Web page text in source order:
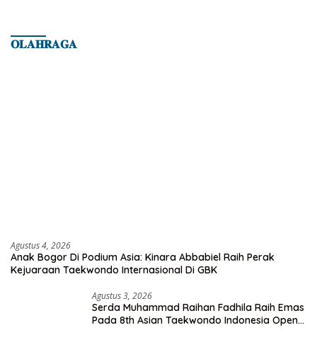
𝐎𝐋𝐀𝐇𝐑𝐀𝐆𝐀
Agustus 4, 2026
Anak Bogor Di Podium Asia: Kinara Abbabiel Raih Perak
Kejuaraan Taekwondo Internasional Di GBK
Agustus 3, 2026
Serda Muhammad Raihan Fadhila Raih Emas
Pada 8th Asian Taekwondo Indonesia Open